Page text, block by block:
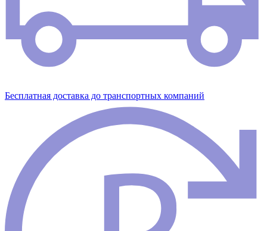
Бесплатная доставка до транспортных компаний